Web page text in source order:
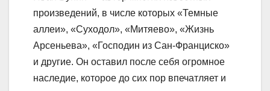
произведений, в числе которых «Темные
аллеи», «Суходол», «Митяево», «Жизнь
Арсеньева», «Господин из Сан-Франциско»
и другие. Он оставил после себя огромное
наследие, которое до сих пор впечатляет и